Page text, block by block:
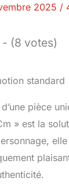
2025 /
- (8 votes)
pièce
» est la